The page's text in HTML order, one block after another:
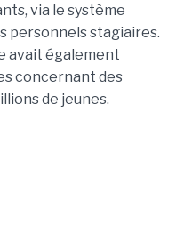
via le système
personnels stagiaires.
avait également
concernant des
de jeunes.